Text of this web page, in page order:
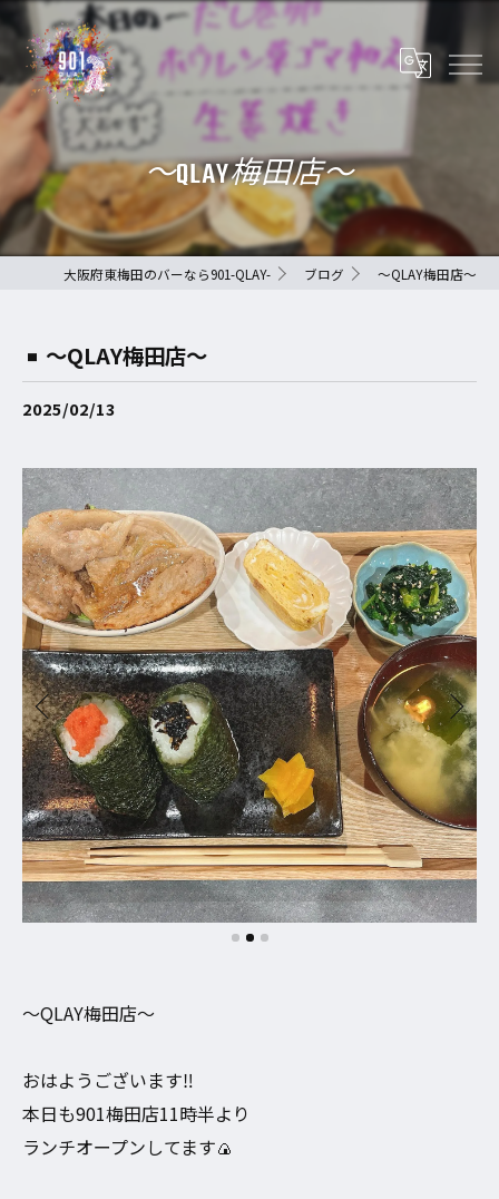
〜QLAY梅田店〜
大阪府東梅田のバーなら901-QLAY- ブログ 〜QLAY梅田店〜
〜QLAY梅田店〜
2025/02/13
〜QLAY梅田店〜
おはようございます‼︎
本日も901梅田店11時半より
ランチオープンしてます🍙